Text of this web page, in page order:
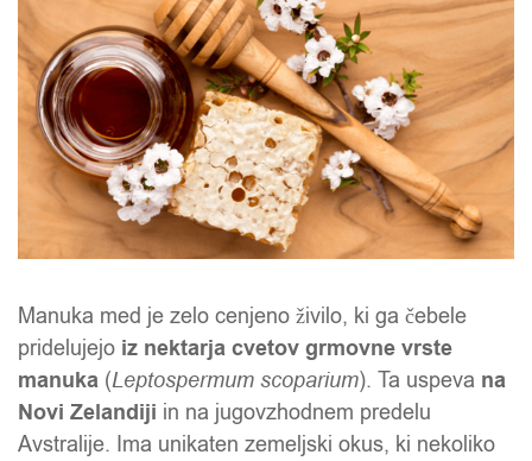
Manuka med je zelo cenjeno živilo, ki ga čebele
pridelujejo iz nektarja cvetov grmovne vrste
manuka (Leptospermum scoparium). Ta uspeva na
Novi Zelandiji in na jugovzhodnem predelu
Avstralije. Ima unikaten zemeljski okus, ki nekoliko